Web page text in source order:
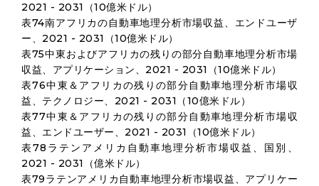
2021 - 2031（10億米ドル）
表74南アフリカの自動車地理分析市場収益、エンドユーザ
ー、2021 - 2031（10億米ドル）
表75中東およびアフリカの残りの部分自動車地理分析市場
収益、アプリケーション、2021 - 2031（10億米ドル）
表76中東＆アフリカの残りの部分自動車地理分析市場収
益、テクノロジー、2021 - 2031（10億米ドル）
表77中東＆アフリカの残りの部分自動車地理分析市場収
益、エンドユーザー、2021 - 2031（10億米ドル）
表78ラテンアメリカ自動車地理分析市場収益、国別、
2021 - 2031（億米ドル）
表79ラテンアメリカ自動車地理分析市場収益、アプリケー